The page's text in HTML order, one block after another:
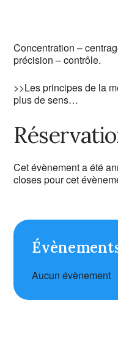
Concentration –
précision – contrôle.
>>Les principes de la
plus de sens…
Cet évènement a été
closes pour cet
Aucun évènement